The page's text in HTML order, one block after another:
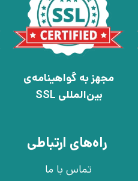
مجهز به گواهینامه‌ی
بین‌المللی SSL
راه‌های ارتباطی
تماس با ما